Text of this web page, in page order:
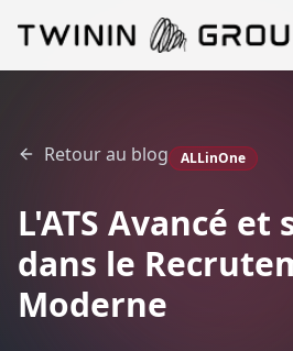
Retour au blog ALLinOne
L'ATS Avancé et
dans le
Moderne